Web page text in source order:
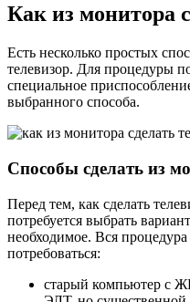
Как из монитора
Есть несколько простых
телевизор. Для процедуры
специальное
выбранного способа.
Способы сделать из
Перед тем, как сделать
потребуется выбрать
необходимое. Вся
потребоваться:
старый компьютер с